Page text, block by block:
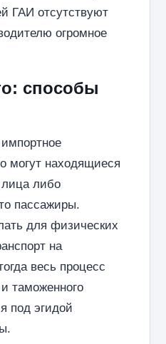
ГАИ отсутствуют
огромное
способы
могут находящиеся
либо
пассажиры.
для физических
на
весь процесс
таможенного
под эгидой